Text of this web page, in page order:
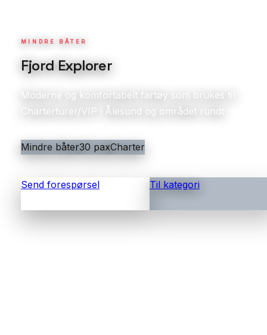
MINDRE BÅTER
Fjord Explorer
Moderne og komfortabelt fartøy som brukes til
Charterturer/VIP i Ålesund og området rundt
Mindre båter30 paxCharter
Send forespørsel Til kategori